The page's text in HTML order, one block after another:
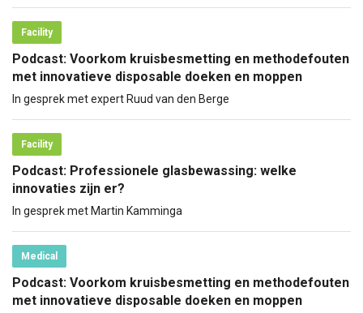
Facility
Podcast: Voorkom kruisbesmetting en methodefouten
met innovatieve disposable doeken en moppen
In gesprek met expert Ruud van den Berge
Facility
Podcast: Professionele glasbewassing: welke
innovaties zijn er?
In gesprek met Martin Kamminga
Medical
Podcast: Voorkom kruisbesmetting en methodefouten
met innovatieve disposable doeken en moppen